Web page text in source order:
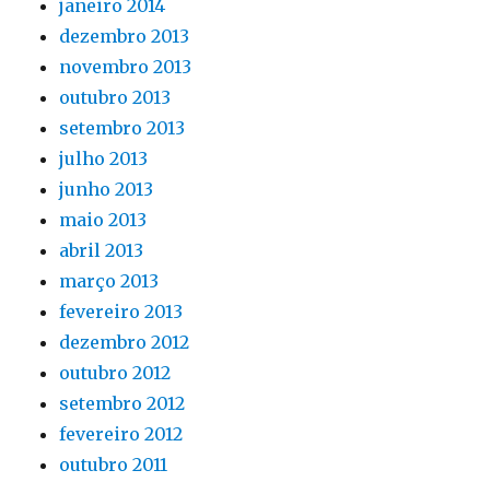
janeiro 2014
dezembro 2013
novembro 2013
outubro 2013
setembro 2013
julho 2013
junho 2013
maio 2013
abril 2013
março 2013
fevereiro 2013
dezembro 2012
outubro 2012
setembro 2012
fevereiro 2012
outubro 2011